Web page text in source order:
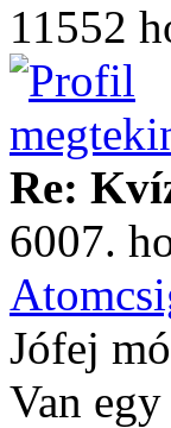
11552
Re:
6007.
Jófej
Van